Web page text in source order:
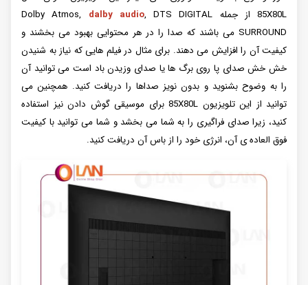
85X80L از جمله Dolby Atmos,
dalby audio, DTS DIGITAL
SURROUND می ‌باشند که صدا را در هر محتوایی بهبود می ‌بخشند و
کیفیت آن را افزایش می‌ دهند. برای مثال در فیلم‌ هایی که نیاز به شنیدن
خش خش صدای پا روی برگ ‌ها یا صدای وزیدن باد است می ‌توانید آن
را به وضوح بشنوید و بدون نویز صداها را دریافت کنید. همچنین می‌
توانید از این تلویزیون 85X80L برای موسیقی گوش دادن نیز استفاده
کنید، زیرا صدای فراگیری را به شما می ‌بخشد و شما می ‌توانید با کیفیت
فوق العاده ی آن، انرژی خود را از باس آن دریافت کنید.